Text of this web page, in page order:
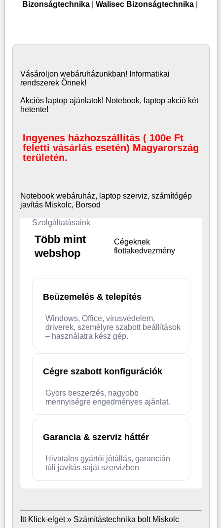
Bizonságtechnika| Walisec Bizonságtechnika|
Vásároljon webáruházunkban! Informatikai
rendszerek Önnek!
Akciós laptop ajánlatok! Notebook, laptop akció két
hetente!
Ingyenes házhozszállítás ( 100e Ft
feletti vásárlás esetén) Magyarország
területén.
Notebook webáruház, laptop szerviz, számítógép
javítás Miskolc, Borsod
Szolgáltatásaink
Több mint
webshop
Cégeknek
flottakedvezmény
Beüzemelés & telepítés
Windows, Office, vírusvédelem,
driverek, személyre szabott beállítások
– használatra kész gép.
Cégre szabott konfigurációk
Gyors beszerzés, nagyobb
mennyiségre engedményes ajánlat.
Garancia & szerviz háttér
Hivatalos gyártói jótállás, garancián
túli javítás saját szervizben
Itt Klick-elget » Számítástechnika bolt Miskolc